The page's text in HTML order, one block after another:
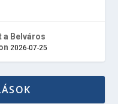
a Belváros
2026-07-25